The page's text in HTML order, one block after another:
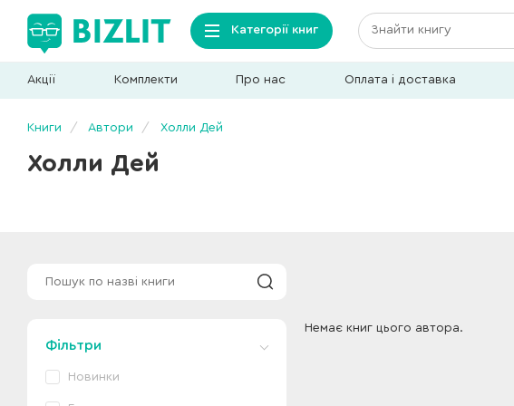
Категорії книг
Акції Комплекти Про нас Оплата і доставка
Книги Автори Холли Дей
Холли Дей
Фільтри
Новинки
Немає книг цього автора.